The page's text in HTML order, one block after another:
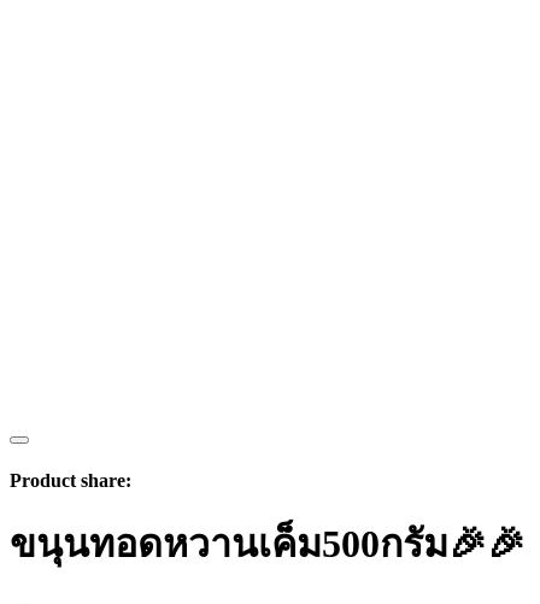
Product share:
ขนุนทอดหวานเค็ม500กรัม🎉🎉